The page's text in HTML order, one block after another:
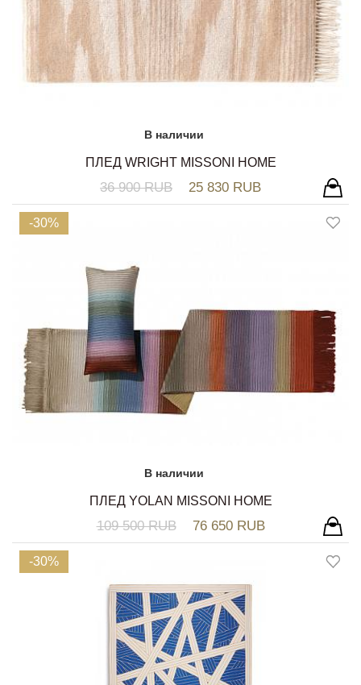
В наличии
ПЛЕД WRIGHT MISSONI HOME
36 900 RUB 25 830 RUB
-30%
В наличии
ПЛЕД YOLAN MISSONI HOME
109 500 RUB 76 650 RUB
-30%